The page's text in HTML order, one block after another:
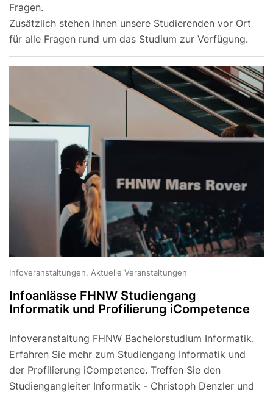
Fragen.
Zusätzlich stehen Ihnen unsere Studierenden vor Ort
für alle Fragen rund um das Studium zur Verfügung.
Infoveranstaltungen, Aktuelle Veranstaltungen
Infoanlässe FHNW Studiengang
Informatik und Profilierung iCompetence
Infoveranstaltung FHNW Bachelorstudium Informatik.
Erfahren Sie mehr zum Studiengang Informatik und
der Profilierung iCompetence. Treffen Sie den
Studiengangleiter Informatik - Christoph Denzler und